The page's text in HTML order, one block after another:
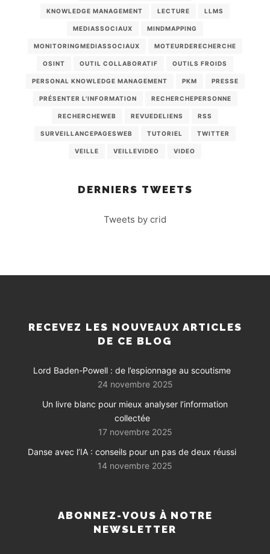
KNOWLEDGE MANAGEMENT LECTURE LLMS
MEDIASSOCIAUX MINDMAPPING
MONITORINGMEDIASSOCIAUX MOTEURDERECHERCHE
OSINT OUTIL COLLABORATIF OUTILS FROIDS
PERSONAL KNOWLEDGE MANAGEMENT PKM PRESSE
PRÉSENTER L'INFORMATION RECHERCHEPERSONNE
RECHERCHEWEB REVUEDELIENS RSS
SURVEILLANCEPAGESWEB TUTORIEL TWITTER
VEILLE VEILLEVIDEO VIDEO
DERNIERS TWEETS
Tweets by crid
RECEVEZ LES NOUVEAUX ARTICLES
DE CE BLOG
Lord Baden-Powell : de l’espionnage au scoutisme
24 novembre 2025
Un livre blanc pour mieux analyser l’information
collectée
17 novembre 2025
Danse avec l’IA : conseils pour un pas de deux réussi
14 novembre 2025
ABONNEZ-VOUS À NOTRE
NEWSLETTER